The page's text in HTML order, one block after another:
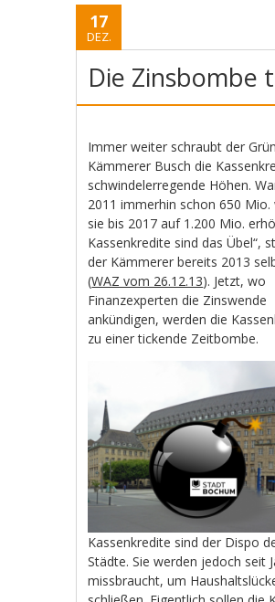
17
DEZ.
Die Zinsbombe
Immer weiter schraubt der
Kämmerer Busch die
schwindelerregende Höhen.
2011 immerhin schon 650 Mio.
sie bis 2017 auf 1.200 Mio.
Kassenkredite sind das Übel“,
der Kämmerer bereits 2013
(WAZ vom 26.12.13). Jetzt, wo
Finanzexperten die Zinswende
ankündigen, werden die
zu einer tickende Zeitbombe.
Kassenkredite sind der Dispo
Städte. Sie werden jedoch seit
missbraucht, um